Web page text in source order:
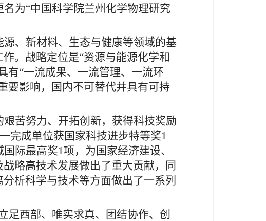
为“中国科学院兰州化学物理研究
、新材料、生态与健康等领域的基
。战略定位是“资源与能源化学和
有“一流成果、一流管理、一流环
要影响，国内不可替代并具有可持
苦努力、开拓创新，获得科技奖励
完成单位获国家科技进步特等奖1
际最高奖1项，为国家经济建设、
略高技术发展做出了重大贡献，同
析科学与技术等方面做出了一系列
足西部、唯实求真、团结协作、创